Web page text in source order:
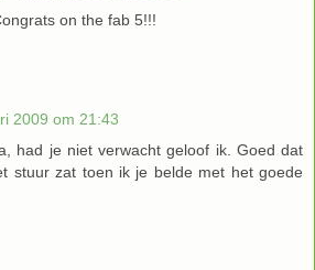
on the fab 5!!!
2009 om 21:43
had je niet verwacht geloof ik. Goed dat
stuur zat toen ik je belde met het goede